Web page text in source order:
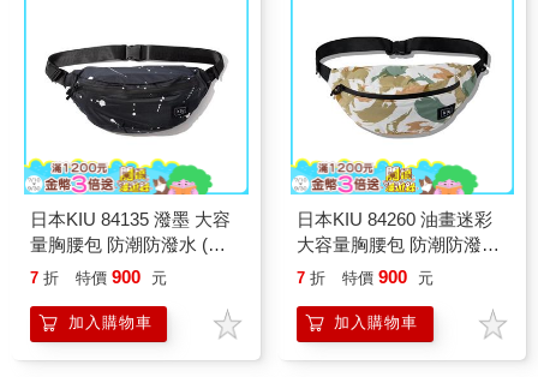
日本KIU 84135 潑墨 大容
量胸腰包 防潮防潑水 (男
女適用)
7 折 特價 900 元
加入購物車
日本KIU 84260 油畫迷彩
大容量胸腰包 防潮防潑水
(男女適用)
7 折 特價 900 元
加入購物車